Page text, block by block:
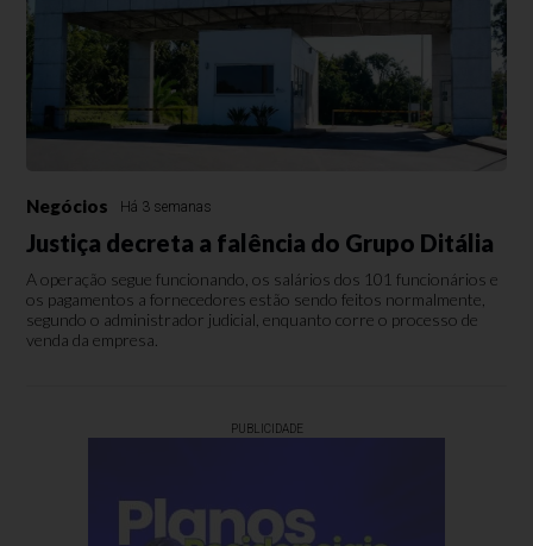
Negócios Há 3 semanas
Justiça decreta a falência do Grupo Ditália
A operação segue funcionando, os salários dos 101 funcionários e
os pagamentos a fornecedores estão sendo feitos normalmente,
segundo o administrador judicial, enquanto corre o processo de
venda da empresa.
PUBLICIDADE